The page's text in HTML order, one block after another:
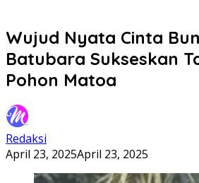
Wujud Nyata Cinta
Batubara Sukseskan
Pohon Matoa
Redaksi
April 23, 2025April 23, 2025